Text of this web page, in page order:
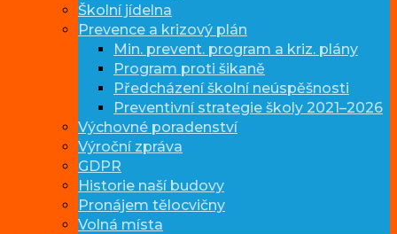
Školní jídelna
Prevence a krizový plán
Min. prevent. program a kriz. plány
Program proti šikaně
Předcházení školní neúspěšnosti
Preventivní strategie školy 2021–2026
Výchovné poradenství
Výroční zpráva
GDPR
Historie naší budovy
Pronájem tělocvičny
Volná místa